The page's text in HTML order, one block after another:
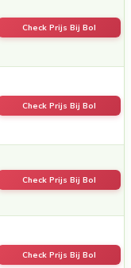
Check Prijs Bij Bol
Check Prijs Bij Bol
Check Prijs Bij Bol
Check Prijs Bij Bol